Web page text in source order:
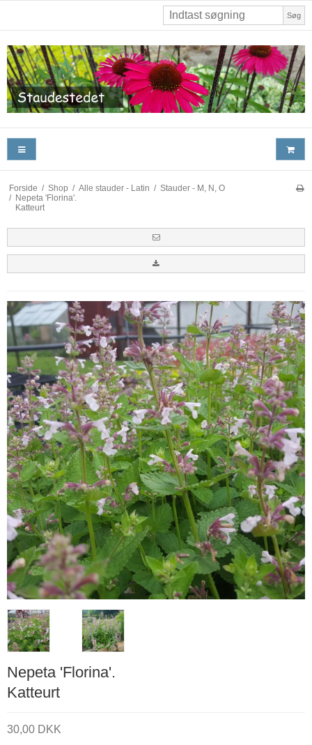
Søg
Forside / Shop / Alle stauder - Latin / Stauder - M, N, O
/ Nepeta 'Florina'.
Katteurt
Nepeta 'Florina'.
Katteurt
30,00 DKK